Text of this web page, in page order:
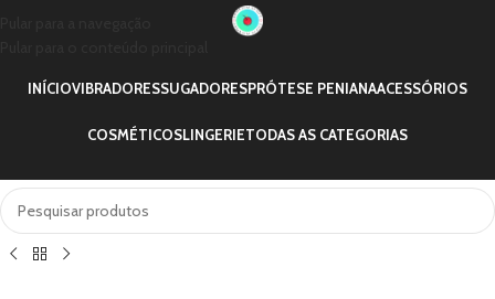
INÍCIOVIBRADORESSUGADORESPRÓTESE PENIANAACESSÓRIOS
COSMÉTICOSLINGERIETODAS AS CATEGORIAS